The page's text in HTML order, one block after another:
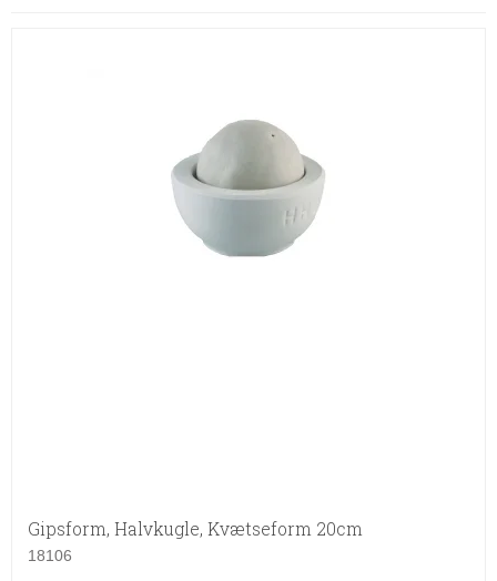
Gipsform, Halvkugle, Kvætseform 20cm
18106